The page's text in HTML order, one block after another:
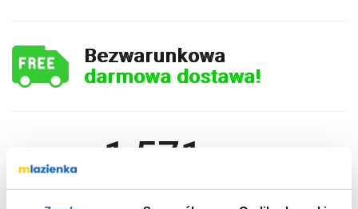
Bezwarunkowa
darmowa dostawa!
1 571